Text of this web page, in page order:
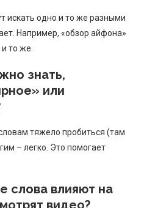
искать одно и то же разными
Например, «обзор айфона»
то же.
знать,
или
тяжело пробиться (там
– легко. Это помогает
слова влияют на
видео?